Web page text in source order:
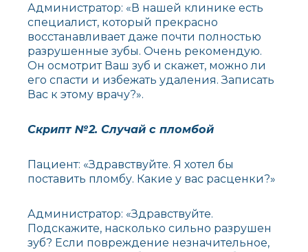
Администратор: «В нашей клинике есть
специалист, который прекрасно
восстанавливает даже почти полностью
разрушенные зубы. Очень рекомендую.
Он осмотрит Ваш зуб и скажет, можно ли
его спасти и избежать удаления. Записать
Вас к этому врачу?».
Скрипт №2. Случай с пломбой
Пациент: «Здравствуйте. Я хотел бы
поставить пломбу. Какие у вас расценки?»
Администратор: «Здравствуйте.
Подскажите, насколько сильно разрушен
зуб? Если повреждение незначительное,